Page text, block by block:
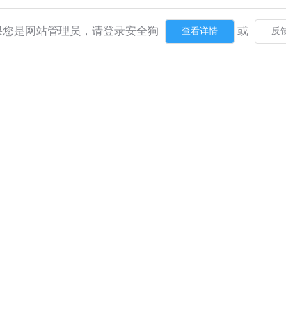
您是网站管理员，请登录安全狗 或